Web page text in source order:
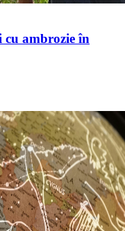
cu ambrozie în